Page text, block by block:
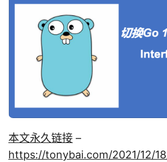
本文永久链接 –
https://tonybai.com/2021/12/